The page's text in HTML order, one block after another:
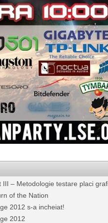
– Metodologie testare placi
of the Nation
2012 s-a incheiat!
2012